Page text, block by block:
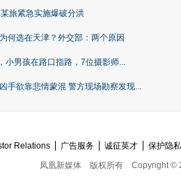
旅紧急实施爆破分洪
何选在天津？外交部：两个原因
小男孩在路口指路，7位摄影师...
手欲靠悲情蒙混 警方现场勘察发现...
Relations 广告服务 诚征英才
保护隐
凤凰新媒体
版权所有 Copyright ©